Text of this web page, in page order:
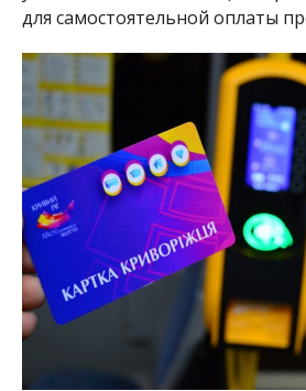
для самостоятельной оплаты